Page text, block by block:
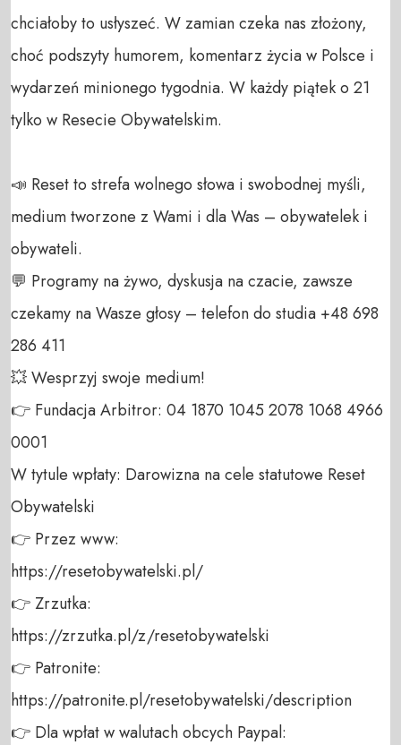
chciałoby to usłyszeć. W zamian czeka nas złożony,
choć podszyty humorem, komentarz życia w Polsce i
wydarzeń minionego tygodnia. W każdy piątek o 21
tylko w Resecie Obywatelskim.
📣 Reset to strefa wolnego słowa i swobodnej myśli,
medium tworzone z Wami i dla Was – obywatelek i
obywateli.
💬 Programy na żywo, dyskusja na czacie, zawsze
czekamy na Wasze głosy – telefon do studia +48 698
286 411
💥 Wesprzyj swoje medium!
👉 Fundacja Arbitror: 04 1870 1045 2078 1068 4966
0001
W tytule wpłaty: Darowizna na cele statutowe Reset
Obywatelski
👉 Przez www:
https://resetobywatelski.pl/
👉 Zrzutka:
https://zrzutka.pl/z/resetobywatelski
👉 Patronite:
https://patronite.pl/resetobywatelski/description
👉 Dla wpłat w walutach obcych Paypal: